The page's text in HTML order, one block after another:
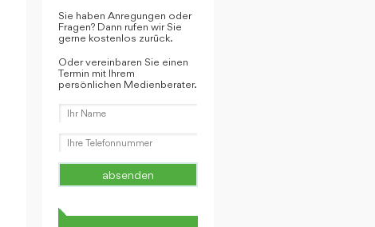
Sie haben Anregungen oder
Fragen? Dann rufen wir Sie
gerne kostenlos zurück.
Oder vereinbaren Sie einen
Termin mit Ihrem
persönlichen Medienberater.